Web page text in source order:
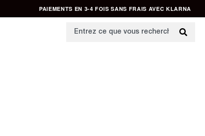
PAIEMENTS EN 3-4 FOIS SANS FRAIS AVEC KLARNA